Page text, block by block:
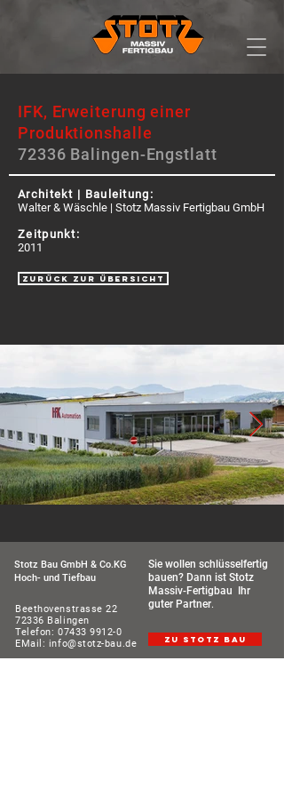
IFK, Erweiterung einer
Produktionshalle
72336 Balingen-Engstlatt
Architekt | Bauleitung:
Walter & Wäschle | Stotz Massiv Fertigbau GmbH
Zeitpunkt:
2011
zurück zur Übersicht
Click here
Stotz Bau GmbH & Co.KG
Hoch- und Tiefbau
Beethovenstrasse 22
72336 Balingen
Telefon: 07433 9912-0
EMail: info@stotz-bau.de
Sie wollen schlüsselfertig
bauen? Dann ist Stotz
Massiv-Fertigbau Ihr
guter Partner.
zu STOTZ BAU